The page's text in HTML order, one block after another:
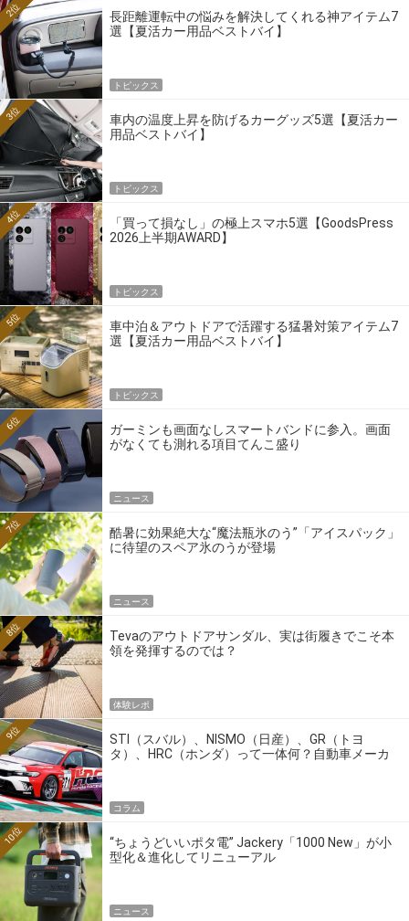
長距離運転中の悩みを解決してくれる神アイテム7
選【夏活カー用品ベストバイ】
2位
トピックス
車内の温度上昇を防げるカーグッズ5選【夏活カー
用品ベストバイ】
3位
トピックス
「買って損なし」の極上スマホ5選【GoodsPress
2026上半期AWARD】
4位
トピックス
車中泊＆アウトドアで活躍する猛暑対策アイテム7
選【夏活カー用品ベストバイ】
5位
トピックス
ガーミンも画面なしスマートバンドに参入。画面
がなくても測れる項目てんこ盛り
6位
ニュース
酷暑に効果絶大な“魔法瓶氷のう”「アイスパック」
に待望のスペア氷のうが登場
7位
ニュース
Tevaのアウトドアサンダル、実は街履きでこそ本
領を発揮するのでは？
8位
体験レポ
STI（スバル）、NISMO（日産）、GR（トヨ
タ）、HRC（ホンダ）って一体何？自動車メーカ
9位
コラム
“ちょうどいいポタ電” Jackery「1000 New」が小
型化＆進化してリニューアル
10位
ニュース